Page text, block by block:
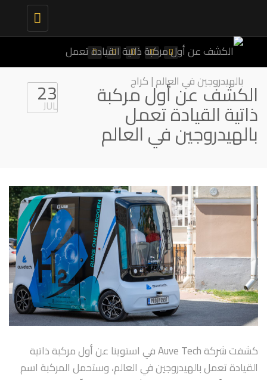
Toggle
الكشف عن أول مركبة
ذاتية القيادة تعمل
بالهيدروجين في العالم
23
JUL
كشفت شركة Auve Tech في استوينا عن أول مركبة ذاتية
القيادة تعمل بالهيدروجين في العالم، وستحمل المركبة اسم